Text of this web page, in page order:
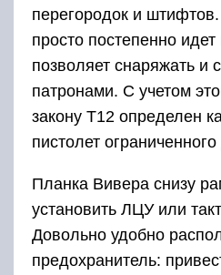
перегородок и
просто постепенно
позволяет снаряжать и
патронами. С учетом
закону Т12 определен
пистолет
Планка Вивера снизу
установить ЛЦУ или
Довольно удобно
предохранитель: